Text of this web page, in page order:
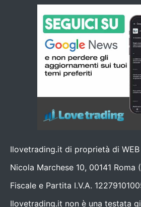
Ilovetrading.it di proprietà di
Nicola Marchese 10, 00141 Roma
Fiscale e Partita I.V.A.
Ilovetrading.it non è una testata